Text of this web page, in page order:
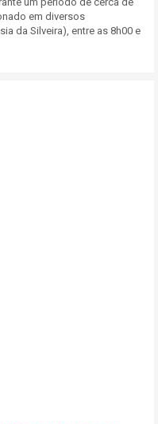
em diversos
da Silveira), entre as 8h00 e